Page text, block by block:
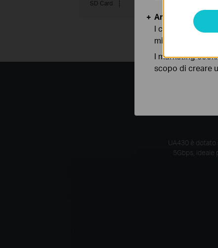
SD Card
UA430 è
5Gbps,
Analytics e
I cookies
migliorarne le
I marketing
scopo di creare